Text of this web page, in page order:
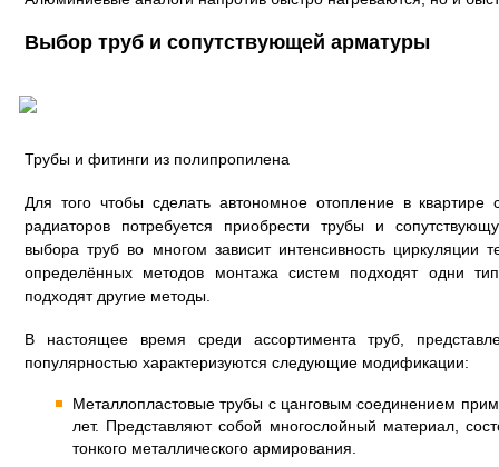
Выбор труб и сопутствующей арматуры
Трубы и фитинги из полипропилена
Для того чтобы сделать автономное отопление в
радиаторов потребуется приобрести трубы и
выбора труб во многом зависит интенсивность циркуляции
определённых методов монтажа систем подходят одни
подходят другие методы.
В настоящее время среди ассортимента труб,
популярностью характеризуются следующие модификации:
Металлопластовые трубы с цанговым соединением
лет. Представляют собой многослойный материал,
тонкого металлического армирования.